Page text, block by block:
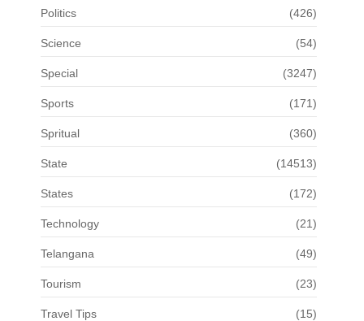
Politics (426)
Science (54)
Special (3247)
Sports (171)
Spritual (360)
State (14513)
States (172)
Technology (21)
Telangana (49)
Tourism (23)
Travel Tips (15)